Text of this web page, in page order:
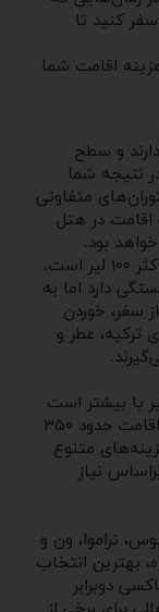
کنید تا
اقامت شما
و سطح
نتیجه شما
متفاوتی
اقامت در هتل
بود.
هزینه‌ی خوراک در آنتالیا از حداقل ۱۵ لیر تا حداکثر ۱۰۰ لیر است.
دارد اما به
سفر، خوردن
عطر و
سفر ارزان، اقامت یک روزه حدود ۱۵۰ لیر یا بیشتر است
در حالی که یک سفر میان‌رده و متوسط هزینه اقامت حدود ۳۵۰
متنوع
نیاز
تراموا، ون و
بهترین انتخاب
تاکسی دوبرابر